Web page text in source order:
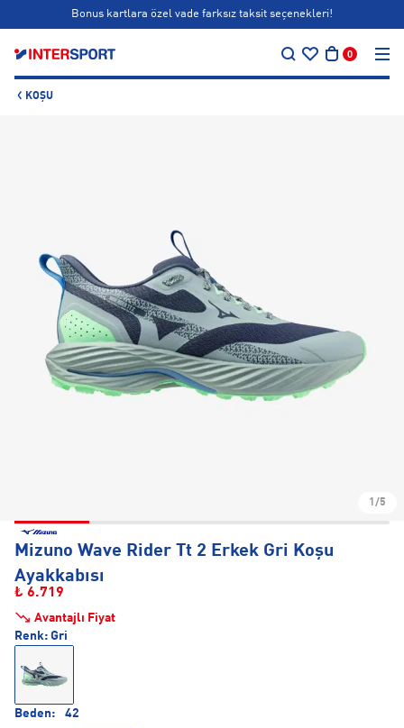
Bonus kartlara özel vade farksız taksit seçenekleri!
0
KOŞU
1/5
Mizuno Wave Rider Tt 2 Erkek Gri Koşu
Ayakkabısı
₺ 6.719
Avantajlı Fiyat
Beden: 42
Renk: Gri